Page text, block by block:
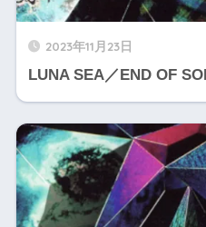
2023年11月23日
LUNA SEA／END OF